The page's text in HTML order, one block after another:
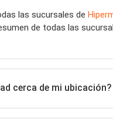
las sucursales de
de todas las
cerca de mi ubicación?